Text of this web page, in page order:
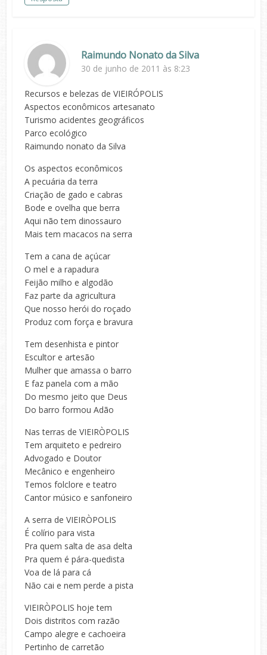
Raimundo Nonato da Silva
30 de junho de 2011 às 8:23
Recursos e belezas de VIEIRÓPOLIS
Aspectos econômicos artesanato
Turismo acidentes geográficos
Parco ecológico
Raimundo nonato da Silva
Os aspectos econômicos
A pecuária da terra
Criação de gado e cabras
Bode e ovelha que berra
Aqui não tem dinossauro
Mais tem macacos na serra
Tem a cana de açúcar
O mel e a rapadura
Feijão milho e algodão
Faz parte da agricultura
Que nosso herói do roçado
Produz com força e bravura
Tem desenhista e pintor
Escultor e artesão
Mulher que amassa o barro
E faz panela com a mão
Do mesmo jeito que Deus
Do barro formou Adão
Nas terras de VIEIRÒPOLIS
Tem arquiteto e pedreiro
Advogado e Doutor
Mecânico e engenheiro
Temos folclore e teatro
Cantor músico e sanfoneiro
A serra de VIEIRÒPOLIS
É colírio para vista
Pra quem salta de asa delta
Pra quem é pára-quedista
Voa de lá para cá
Não cai e nem perde a pista
VIEIRÒPOLIS hoje tem
Dois distritos com razão
Campo alegre e cachoeira
Pertinho de carretão